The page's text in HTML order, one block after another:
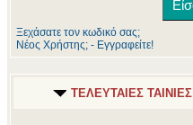
Ξεχάσατε τον κωδικό σας;
Νέος Χρήστης; - Εγγραφείτε!
ΤΕΛΕΥΤΑΙΕΣ ΤΑΙΝΙΕΣ